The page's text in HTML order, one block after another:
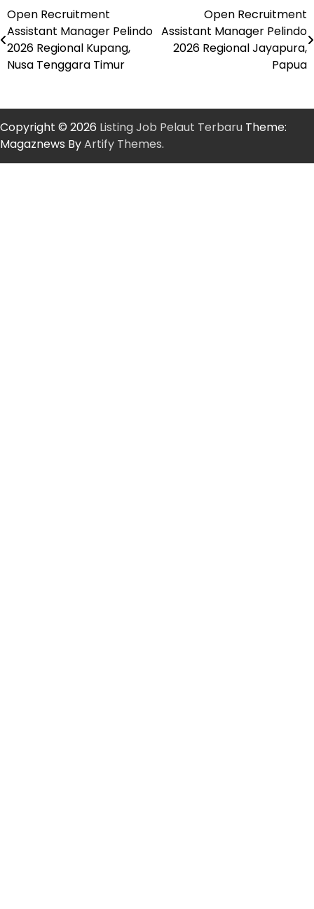
Post
navigation
Open Recruitment
Assistant Manager Pelindo
2026 Regional Kupang,
Nusa Tenggara Timur
Open Recruitment
Assistant Manager Pelindo
2026 Regional Jayapura,
Papua
Copyright © 2026 Listing Job Pelaut Terbaru Theme:
Magaznews ByArtify Themes.